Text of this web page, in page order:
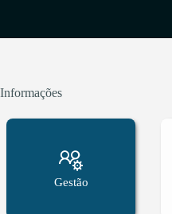
Informações
Gestão